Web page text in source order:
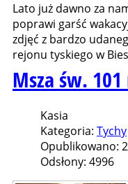
Lato już dawno za
poprawi garść
zdjęć z bardzo
rejonu tyskiego w
Msza św.
Kasia
Kategoria: Tychy
Opublikowano:
Odsłony: 4996